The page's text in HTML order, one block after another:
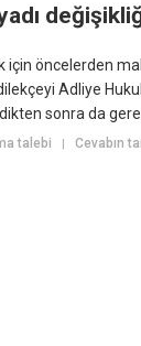
için öncelerden
Adliye
sonra da
talebi Cevabın